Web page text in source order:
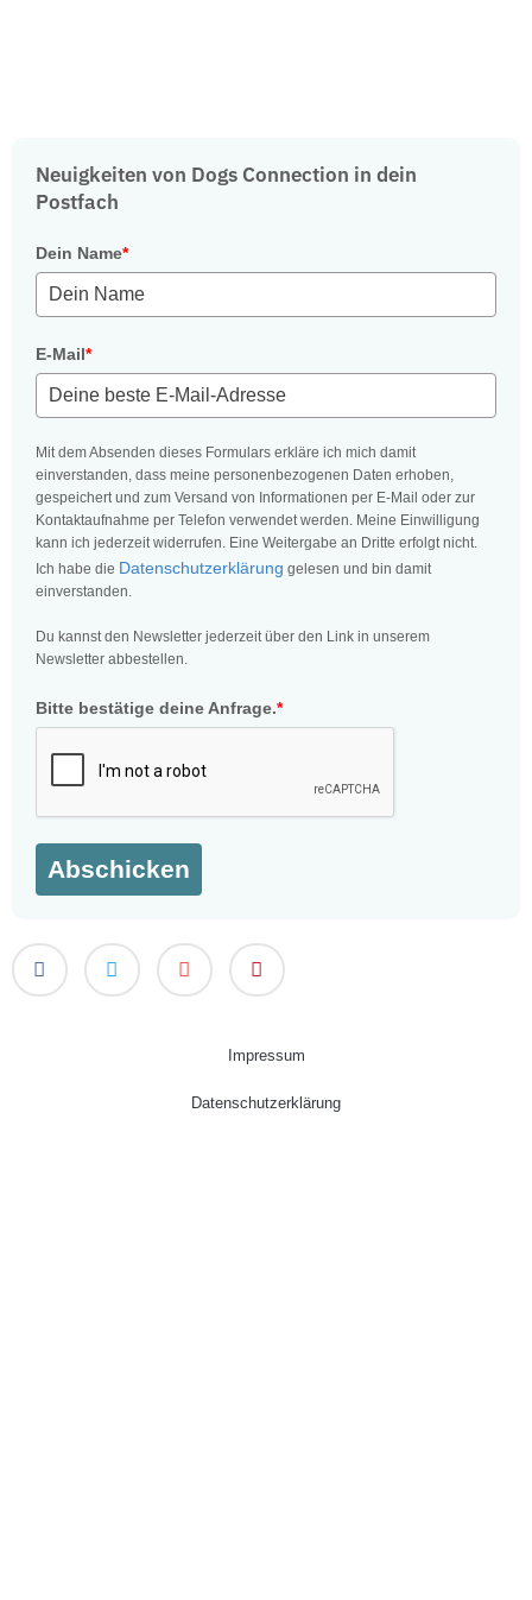
Neuigkeiten von Dogs Connection in dein
Postfach
Dein Name*
E-Mail*
Mit dem Absenden dieses Formulars erkläre ich mich damit
einverstanden, dass meine personenbezogenen Daten erhoben,
gespeichert und zum Versand von Informationen per E-Mail oder zur
Kontaktaufnahme per Telefon verwendet werden. Meine Einwilligung
kann ich jederzeit widerrufen. Eine Weitergabe an Dritte erfolgt nicht.
Ich habe die Datenschutzerklärung gelesen und bin damit
einverstanden.
Du kannst den Newsletter jederzeit über den Link in unserem
Newsletter abbestellen.
Bitte bestätige deine Anfrage.*
Abschicken
Impressum
Datenschutzerklärung